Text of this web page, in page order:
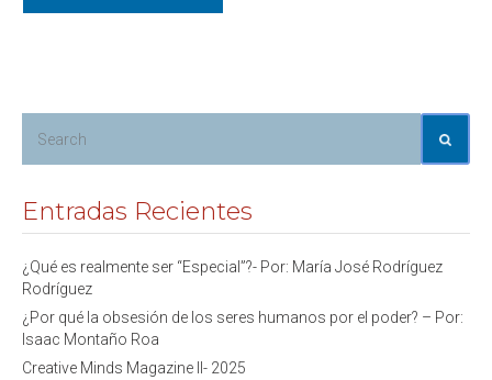
Entradas Recientes
¿Qué es realmente ser “Especial”?- Por: María José Rodríguez
Rodríguez
¿Por qué la obsesión de los seres humanos por el poder? – Por:
Isaac Montaño Roa
Creative Minds Magazine II- 2025